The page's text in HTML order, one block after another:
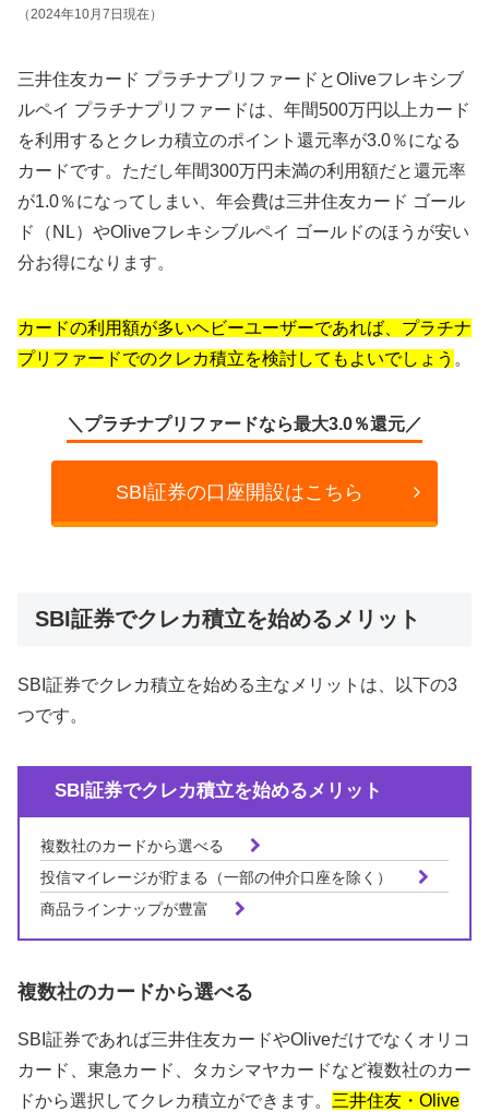
（2024年10月7日現在）
三井住友カード プラチナプリファードとOliveフレキシブ
ルペイ プラチナプリファードは、年間500万円以上カード
を利用するとクレカ積立のポイント還元率が3.0％になる
カードです。ただし年間300万円未満の利用額だと還元率
が1.0％になってしまい、年会費は三井住友カード ゴール
ド（NL）やOliveフレキシブルペイ ゴールドのほうが安い
分お得になります。
カードの利用額が多いヘビーユーザーであれば、プラチナ
プリファードでのクレカ積立を検討してもよいでしょう 。
＼プラチナプリファードなら最大3.0％還元／
SBI証券の口座開設はこちら
SBI証券でクレカ積立を始めるメリット
SBI証券でクレカ積立を始める主なメリットは、以下の3
つです。
SBI証券でクレカ積立を始めるメリット
複数社のカードから選べる
投信マイレージが貯まる（一部の仲介口座を除く）
商品ラインナップが豊富
複数社のカードから選べる
SBI証券であれば三井住友カードやOliveだけでなくオリコ
カード、東急カード、タカシマヤカードなど複数社のカー
ドから選択してクレカ積立ができます。 三井住友・Olive